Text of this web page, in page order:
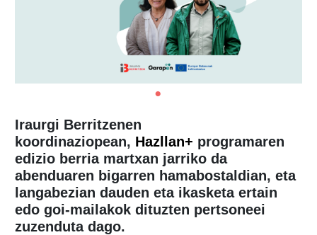
Iraurgi Berritzenen
koordinaziopean, Hazllan+ programaren
edizio berria martxan jarriko da
abenduaren bigarren hamabostaldian, eta
langabezian dauden eta ikasketa ertain
edo goi-mailakok dituzten pertsoneei
zuzenduta dago.